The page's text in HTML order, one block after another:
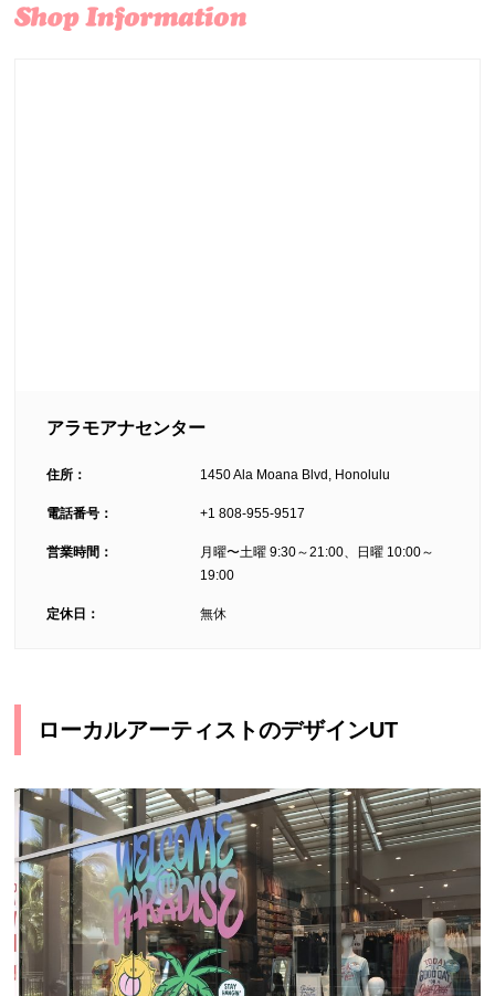
アラモアナセンター
住所： 1450 Ala Moana Blvd, Honolulu
電話番号： +1 808-955-9517
営業時間：
月曜〜土曜 9:30～21:00、日曜 10:00～
19:00
定休日： 無休
ローカルアーティストのデザインUT